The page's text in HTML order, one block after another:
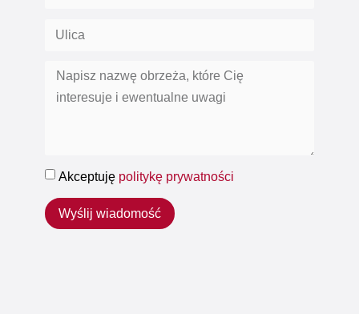
Akceptuję politykę prywatności
Wyślij wiadomość